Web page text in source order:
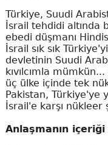
Türkiye, Suudi
İsrail tehdidi altında
ebedi düşmanı
İsrail sık sık
devletinin Suudi
kıvılcımla
üç ülke içinde tek
Pakistan, Türkiye'ye
İsrail'e karşı nükleer
Anlaşmanın